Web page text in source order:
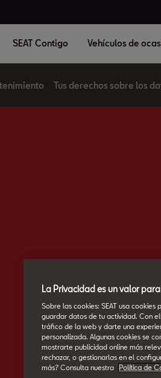
SEAT Contigo Vehículos de
Tus derechos sobre los
La Privacidad es un valor para
Sobre las cookies: SEAT usa
guardar datos de tu actividad. Con
tráfico de la web y darte una
personalizada. Algunas cookies se
mostrarte publicidad online más
rechazar, o gestionarlas en el
más? Consulta nuestra
Política de